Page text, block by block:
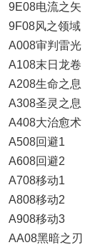
9E08电流之矢
9F08风之领域
A008审判雷光
A108末日龙卷
A208生命之息
A308圣灵之息
A408大治愈术
A508回避1
A608回避2
A708移动1
A808移动2
A908移动3
AA08黑暗之刃